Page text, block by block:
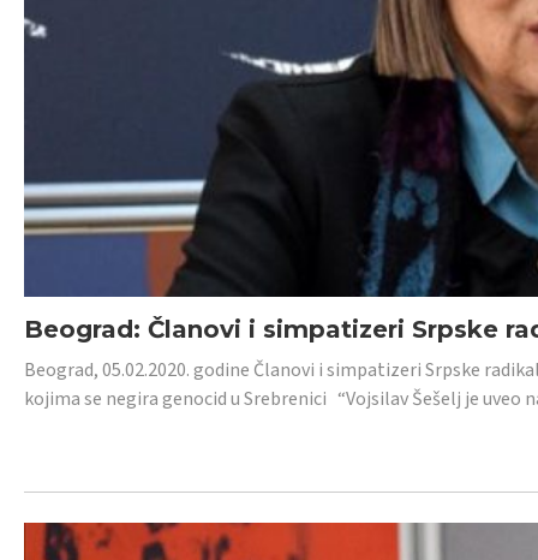
Beograd: Članovi i simpatizeri Srpske
Beograd, 05.02.2020. godine Članovi i simpatizeri Srpske
kojima se negira genocid u Srebrenici “Vojsilav Šešelj je uveo